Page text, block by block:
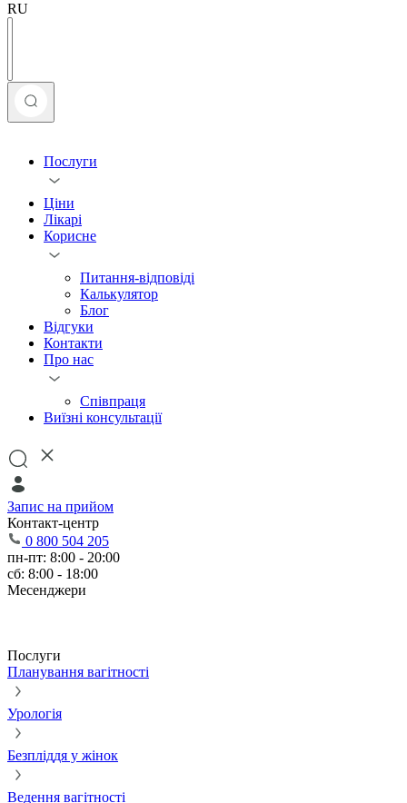
RU
Послуги
Ціни
Лікарі
Корисне
Питання-відповіді
Калькулятор
Блог
Відгуки
Контакти
Про нас
Співпраця
Виїзні консультації
Запис на прийом
Контакт-центр
0 800 504 205
пн-пт: 8:00 - 20:00
сб: 8:00 - 18:00
Месенджери
Послуги
Планування вагітності
Урологія
Безпліддя у жінок
Ведення вагітності